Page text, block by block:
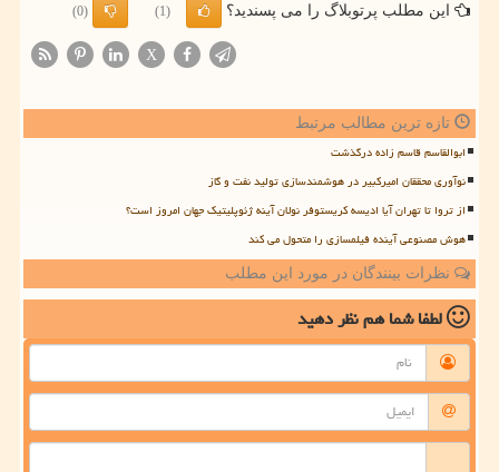
این مطلب پرتوبلاگ را می پسندید؟ (1)
(0)
X
تازه ترین مطالب مرتبط
ابوالقاسم قاسم زاده درگذشت
نوآوری محققان امیرکبیر در هوشمندسازی تولید نفت و گاز
از تروا تا تهران آیا ادیسه کریستوفر نولان آینه ژئوپلیتیک جهان امروز است؟
هوش مصنوعی آینده فیلمسازی را متحول می کند
نظرات بینندگان در مورد این مطلب
لطفا شما همنظر دهید